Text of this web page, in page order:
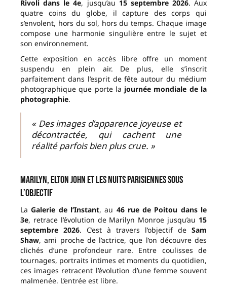
Rivoli dans le 4e, jusqu’au 15 septembre 2026. Aux
quatre coins du globe, il capture des corps qui
s’envolent, hors du sol, hors du temps. Chaque image
compose une harmonie singulière entre le sujet et
son environnement.
Cette exposition en accès libre offre un moment
suspendu en plein air. De plus, elle s’inscrit
parfaitement dans l’esprit de fête autour du médium
photographique que porte la journée mondiale de la
photographie.
« Des images d’apparence joyeuse et
décontractée, qui cachent une
réalité parfois bien plus crue. »
Marilyn, Elton John et les nuits parisiennes sous
l’objectif
LaGalerie de l’Instant, au 46 rue de Poitou dans le
3e, retrace l’évolution de Marilyn Monroe jusqu’au 15
septembre 2026. C’est à travers l’objectif de Sam
Shaw, ami proche de l’actrice, que l’on découvre des
clichés d’une profondeur rare. Entre coulisses de
tournages, portraits intimes et moments du quotidien,
ces images retracent l’évolution d’une femme souvent
malmenée. L’entrée est libre.